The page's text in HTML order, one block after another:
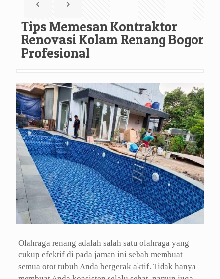
Tips Memesan Kontraktor
Renovasi Kolam Renang Bogor
Profesional
Olahraga renang adalah salah satu olahraga yang
cukup efektif di pada jaman ini sebab membuat
semua otot tubuh Anda bergerak aktif. Tidak hanya